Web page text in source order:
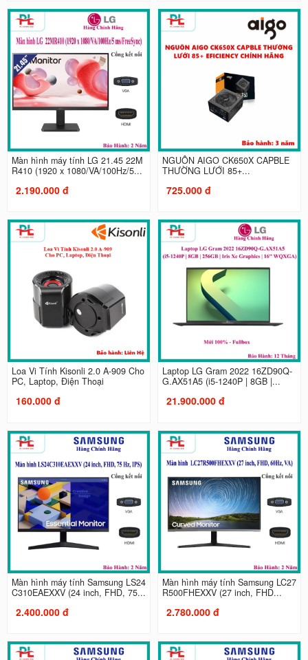
Màn hình máy tính LG 21.45 22M
R410 (1920 x 1080/VA/100Hz/5...
2.190.000 đ
NGUỒN AIGO CK650X CAPBLE
THƯỜNG LƯỚI 85+...
725.000 đ
Loa Vi Tính Kisonli 2.0 A-909 Cho
PC, Laptop, Điện Thoại
160.000 đ
Laptop LG Gram 2022 16ZD90Q-
G.AX51A5 (i5-1240P | 8GB |...
21.900.000 đ
Màn hình máy tính Samsung LS24
C310EAEXXV (24 inch, FHD, 75...
2.400.000 đ
Màn hình máy tính Samsung LC27
R500FHEXXV (27 inch, FHD...
2.780.000 đ